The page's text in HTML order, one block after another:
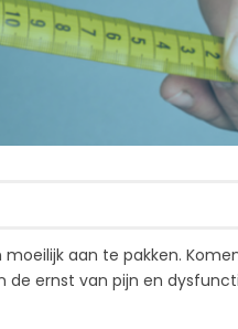
aan te pakken.
ernst van pijn en